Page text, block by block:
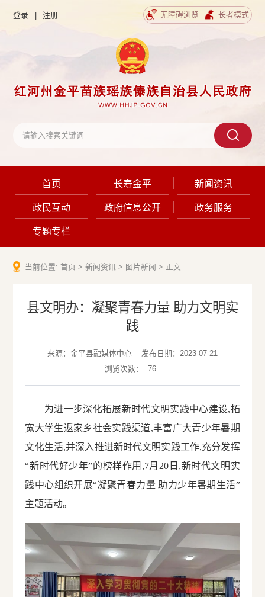
登录 | 注册 无障碍浏览 长者模式
首页 长寿金平 新闻资讯
政民互动 政府信息公开 政务服务
专题专栏
当前位置:首页 >新闻资讯 > 图片新闻 > 正文
县文明办：凝聚青春力量 助力文明实
践
来源：金平县融媒体中心
发布日期：2023-07-21
浏览次数：
76
为进一步深化拓展新时代文明实践中心建设,拓
宽大学生返家乡社会实践渠道,丰富广大青少年暑期
文化生活,并深入推进新时代文明实践工作,充分发挥
“新时代好少年”的榜样作用,7月20日,新时代文明实
践中心组织开展“凝聚青春力量 助力少年暑期生活”
主题活动。